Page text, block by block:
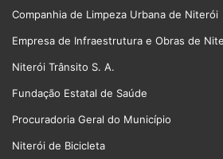
Companhia de Limpeza Urbana de Niterói
Empresa de Infraestrutura e Obras de
Niterói Trânsito S. A.
Fundação Estatal de Saúde
Procuradoria Geral do Município
Niterói de Bicicleta